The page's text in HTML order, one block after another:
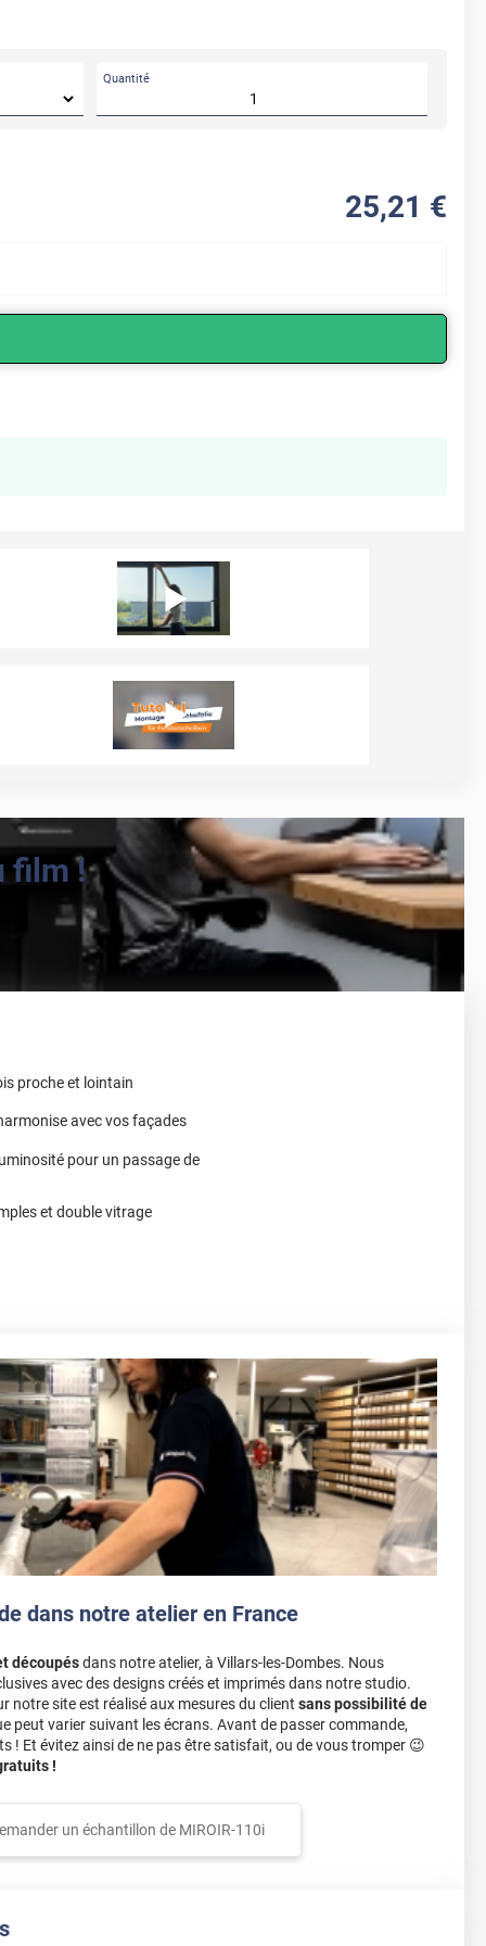
Quantité
25,21 €
film !
proche et lointain
avec vos façades
pour un passage de
et double vitrage
dans notre atelier en France
découpésdans notre atelier, à Villars-les-Dombes. Nous
avec des designs créés et imprimés dans notre studio.
notre site est réalisé aux mesures du client sans possibilité de
peut varier suivant les écrans. Avant de passer commande,
! Et évitez ainsi de ne pas être satisfait, ou de vous tromper 😉
!
un échantillon de MIROIR-110i